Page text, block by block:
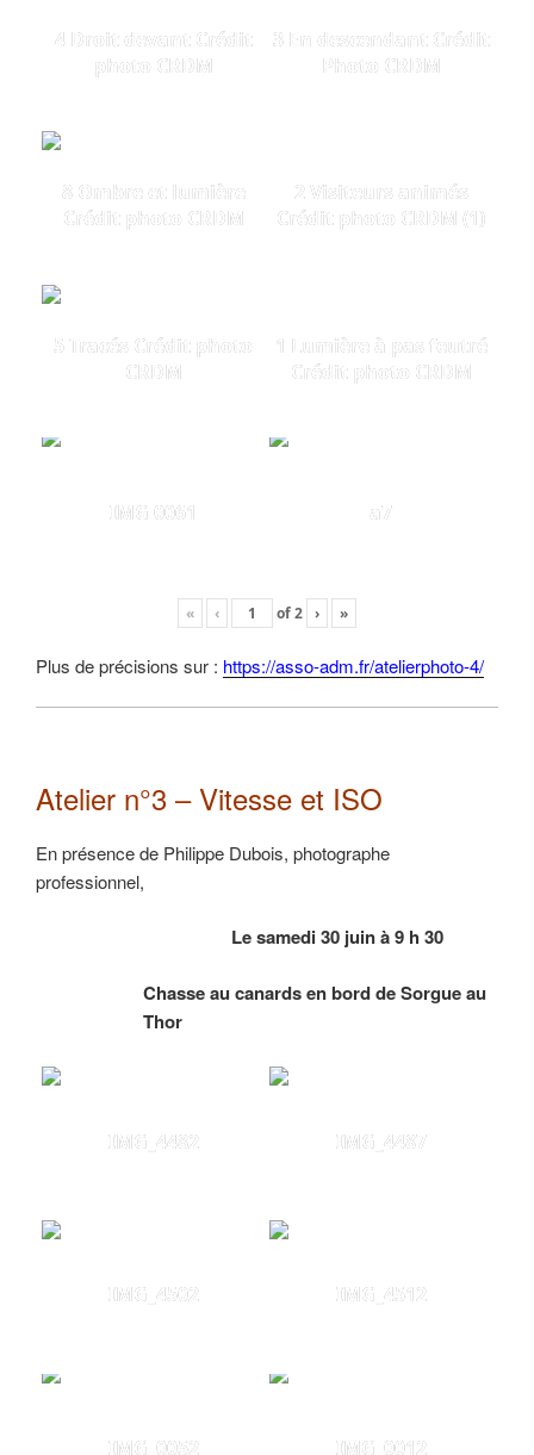
4 Droit devant Crédit
photo CRDM
3 En descendant Crédit
Photo CRDM
8 Ombre et lumière
Crédit photo CRDM
2 Visiteurs animés
Crédit photo CRDM (1)
5 Tracés Crédit photo
CRDM
1 Lumière à pas feutré
Crédit photo CRDM
IMG 0061 a7
« ‹ of2 › »
Plus de précisions sur : https://asso-adm.fr/atelierphoto-4/
Atelier n°3 – Vitesse et ISO
En présence de Philippe Dubois, photographe
professionnel,
Le samedi 30 juin à 9 h 30
Chasse au canards en bord de Sorgue au
Thor
IMG_4482 IMG_4487
IMG_4502 IMG_4512
IMG_0052 IMG_0012